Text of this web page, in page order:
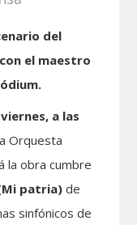
del
el maestro
a las
Orquesta
la obra cumbre
patria) de
sinfónicos de